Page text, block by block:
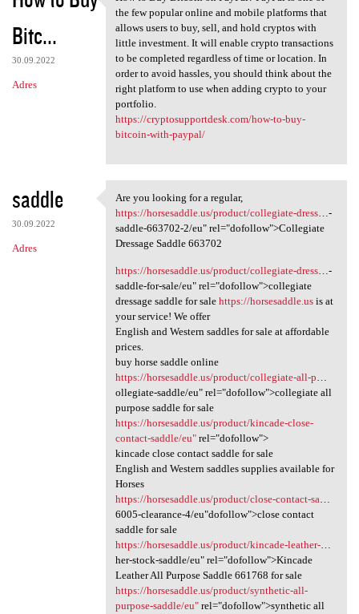
Bitc...
30.09.2022
Adres
How to Buy Bitcoin on PayPal?
the few popular online and mobile platforms that
allows users to buy, sell, and hold cryptos with
little investment. It will enable crypto transactions
to be completed regardless of time or location. In
order to avoid hassles, you should think about the
right platform to use when adding crypto to your
portfolio.
https://cryptosupportdesk.com/how-to-buy-
bitcoin-with-paypal/
saddle
30.09.2022
Adres
Are you looking for a regular
Are you looking for a regular,
https://horsesaddle.us/product/collegiate-dress…-
saddle-663702-2/eu" rel="dofollow">Collegiate
Dressage Saddle 663702
https://horsesaddle.us/product/collegiate-dress…-
saddle-for-sale/eu" rel="dofollow">collegiate
dressage saddle for sale https://horsesaddle.usis at
your service! We offer
English and Western saddles for sale at affordable
prices.
buy horse saddle online
https://horsesaddle.us/product/collegiate-all-p…
ollegiate-saddle/eu" rel="dofollow">collegiate all
purpose saddle for sale
https://horsesaddle.us/product/kincade-close-
contact-saddle/eu"rel="dofollow">
kincade close contact saddle for sale
English and Western saddles supplies available for
Horses
https://horsesaddle.us/product/close-contact-sa…
6005-clearance-4/eu"dofollow">close contact
saddle for sale
https://horsesaddle.us/product/kincade-leather-…
her-stock-saddle/eu" rel="dofollow">Kincade
Leather All Purpose Saddle 661768 for sale
https://horsesaddle.us/product/synthetic-all-
purpose-saddle/eu"rel="dofollow">synthetic all